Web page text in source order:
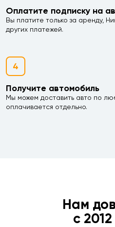
Оплатите подписку на
Вы платите только за аренду,
других платежей.
4
Получите автомобиль
Мы можем доставить авто по
оплачивается отдельно.
Нам
с